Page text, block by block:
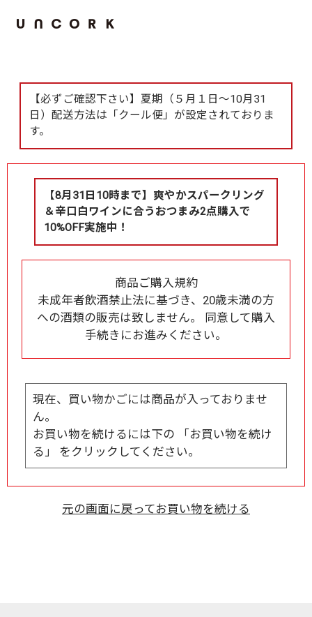
【必ずご確認下さい】夏期（５月１日～10月31
日）配送方法は「クール便」が設定されておりま
す。
【8月31日10時まで】爽やかスパークリング
＆辛口白ワインに合うおつまみ2点購入で
10%OFF実施中！
商品ご購入規約
未成年者飲酒禁止法に基づき、20歳未満の方
への酒類の販売は致しません。 同意して購入
手続きにお進みください。
現在、買い物かごには商品が入っておりませ
ん。
お買い物を続けるには下の 「お買い物を続け
る」 をクリックしてください。
元の画面に戻ってお買い物を続ける